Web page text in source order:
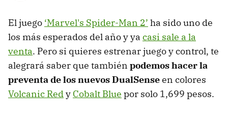
El juego ‘Marvel's Spider-Man 2’ ha sido uno de
los más esperados del año y ya casi sale a la
venta. Pero si quieres estrenar juego y control, te
alegrará saber que también podemos hacer la
preventa de los nuevos DualSenseen colores
Volcanic Redy Cobalt Blue por solo 1,699 pesos.